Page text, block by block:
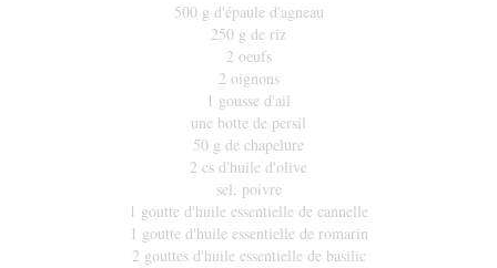
500 g d'épaule d'agneau
250 g de riz
2 oeufs
2 oignons
1 gousse d'ail
une botte de persil
50 g de chapelure
2 cs d'huile d'olive
sel, poivre
1 goutte d'huile essentielle de cannelle
1 goutte d'huile essentielle de romarin
2 gouttes d'huile essentielle de basilic